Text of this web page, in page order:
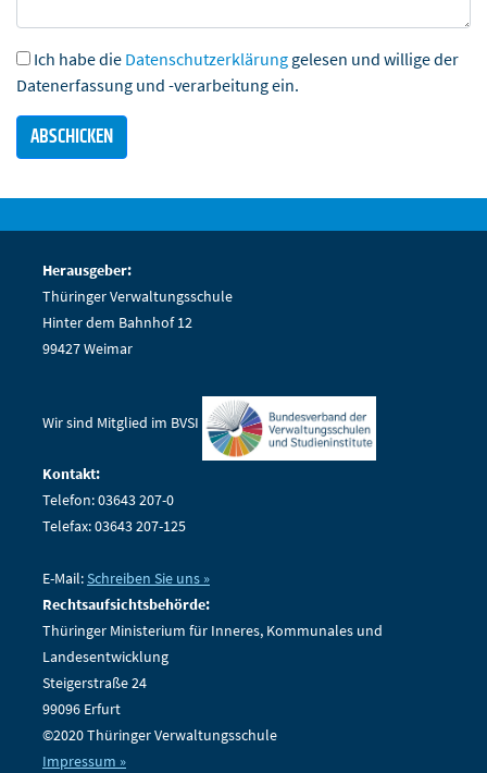
Ich habe die Datenschutzerklärung gelesen und willige der
Datenerfassung und -verarbeitung ein.
Herausgeber:
Thüringer Verwaltungsschule
Hinter dem Bahnhof 12
99427 Weimar
Wir sind Mitglied im BVSI
Kontakt:
Telefon: 03643 207-0
Telefax: 03643 207-125
E-Mail:Schreiben Sie uns »
Rechtsaufsichtsbehörde:
Thüringer Ministerium für Inneres, Kommunales und
Landesentwicklung
Steigerstraße 24
99096 Erfurt
©2020 Thüringer Verwaltungsschule
Impressum »